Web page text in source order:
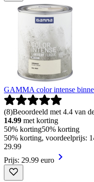
GAMMA color intense
(8)Beoordeeld met 4.4 van
14.99 met korting
50% korting50% korting
50% korting, voordeelprijs:
29.99
Prijs: 29.99 euro